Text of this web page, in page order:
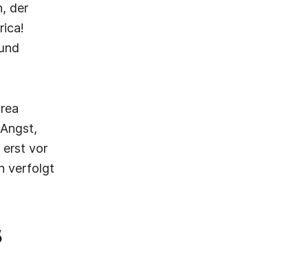
der
erst vor
verfolgt